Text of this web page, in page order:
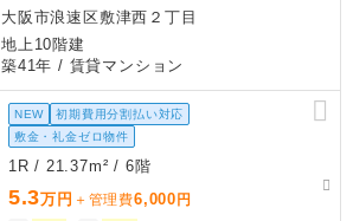
大阪市浪速区敷津西２丁目
地上10階建
築41年 / 賃貸マンション
NEW
初期費用分割払い対応
敷金・礼金ゼロ物件
1R / 21.37m² / 6階
5.3万円 ＋管理費6,000 円